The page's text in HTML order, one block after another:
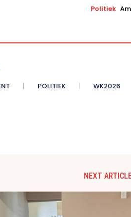
Politiek
POLITIEK WK2026
NEXT